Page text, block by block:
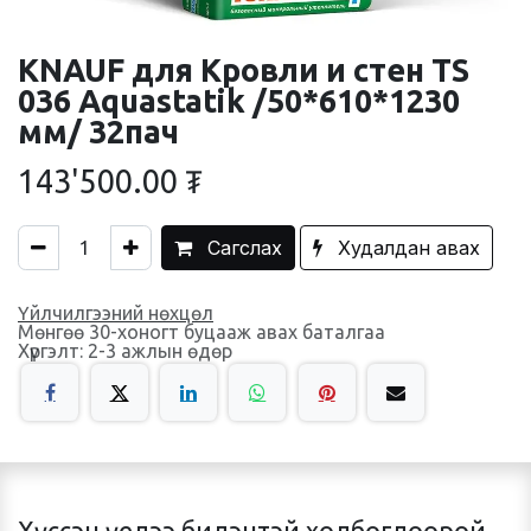
KNAUF для Кровли и стен TS
036 Aquastatik /50*610*1230
мм/ 32пач
143'500.00 ₮
Сагслах Худалдан авах
Үйлчилгээний нөхцөл
Мөнгөө 30-хоногт буцааж авах баталгаа
Хүргэлт: 2-3 ажлын өдөр